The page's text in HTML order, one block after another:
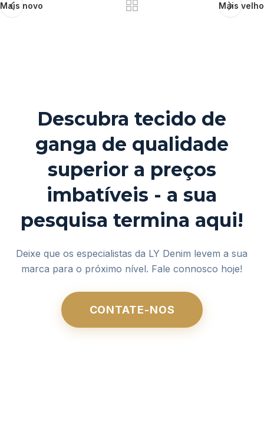
Mais novo Mais velho
Descubra tecido de
ganga de qualidade
superior a preços
imbatíveis - a sua
pesquisa termina aqui!
Deixe que os especialistas da LY Denim levem a sua
marca para o próximo nível. Fale connosco hoje!
CONTATE-NOS